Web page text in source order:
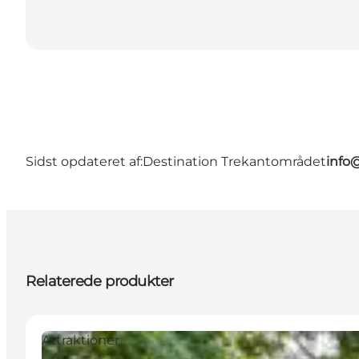
Sidst opdateret af:Destination Trekantområdet
Relaterede produkter
Attraktioner